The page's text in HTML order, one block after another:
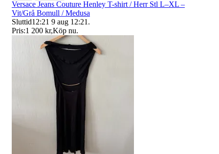
Versace Jeans Couture Henley T-shirt / Herr Stl L–XL –
Vit/Grå Bomull / Medusa
Sluttid12:21 9 aug 12:21 .
Pris:1 200 kr,Köp nu.